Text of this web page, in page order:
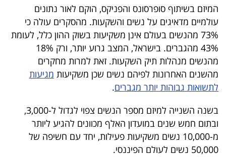
שיתופי
פעולה
דרושים
ניוזלטרים
מייל
המיזם בשיתוף סופרסונס והפניקס, הוקם לאור נתונים
עולמיים מדאיגים על נשים והשקעות. מהסקרים עולה כי
73% מהנשים בעולם אינן משקיעות בשוק ההון כלל, לעומת
43% מהגברים. בישראל, המצב גרוע יותר, ורק 18%
מהנשים מנהלות תיק השקעות. זאת למרות מחקרים
מהשנים האחרונות לפיהם נשים שכן משקיעות מגיעות
לתשואות גבוהות יותר מגברים.
בשנה השנייה למיזם מספר הנשים צפוי לגדול ל-3,000,
ובתום חמש שנים במועדון האלף מכוונים להגיע ליותר
מ-10,000 נשים משקיעות פעילות, יחד עם חשיפה של
50,000 נשים לעולם הפיננסי.